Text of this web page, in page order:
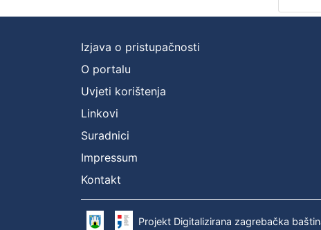
Izjava o pristupačnosti
O portalu
Uvjeti korištenja
Linkovi
Suradnici
Impressum
Kontakt
Projekt Digitalizirana zagrebačka